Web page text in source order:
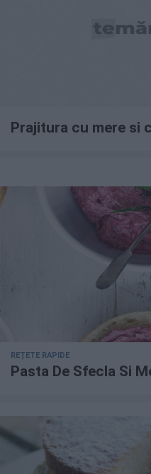
Prajitura cu mere si
REȚETE RAPIDE
Pasta De Sfecla Si